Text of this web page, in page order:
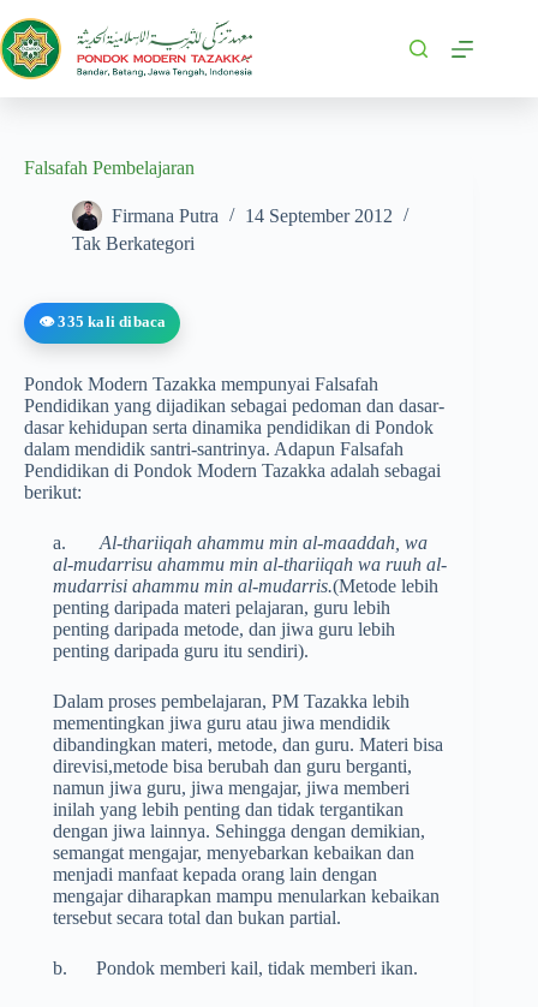
Falsafah Pembelajaran
Firmana Putra
14 September 2012
Tak Berkategori
👁️ 335 kali dibaca
Pondok Modern Tazakka mempunyai Falsafah
Pendidikan yang dijadikan sebagai pedoman dan dasar-
dasar kehidupan serta dinamika pendidikan di Pondok
dalam mendidik santri-santrinya. Adapun Falsafah
Pendidikan di Pondok Modern Tazakka adalah sebagai
berikut:
a. Al-thariiqah ahammu min al-maaddah, wa
al-mudarrisu ahammu min al-thariiqah wa ruuh al-
mudarrisi ahammu min al-mudarris.(Metode lebih
penting daripada materi pelajaran, guru lebih
penting daripada metode, dan jiwa guru lebih
penting daripada guru itu sendiri).
Dalam proses pembelajaran, PM Tazakka lebih
mementingkan jiwa guru atau jiwa mendidik
dibandingkan materi, metode, dan guru. Materi bisa
direvisi,metode bisa berubah dan guru berganti,
namun jiwa guru, jiwa mengajar, jiwa memberi
inilah yang lebih penting dan tidak tergantikan
dengan jiwa lainnya. Sehingga dengan demikian,
semangat mengajar, menyebarkan kebaikan dan
menjadi manfaat kepada orang lain dengan
mengajar diharapkan mampu menularkan kebaikan
tersebut secara total dan bukan partial.
b. Pondok memberi kail, tidak memberi ikan.